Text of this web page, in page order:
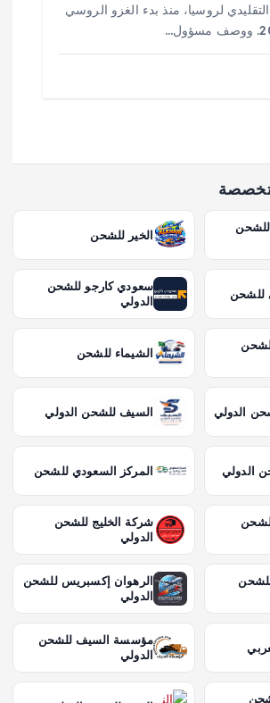
التقليدي لروسيا، منذ بدء الغزو الروسي
الخير للشحن
للشحن
سعودي كارجو للشحن
الدولي
الشيماء للشحن
الدولي السيف للشحن الدولي
الدولي المركز السعودي للشحن
شركة الخليج للشحن
الدولي
الرهوان إكسبريس للشحن
الدولي
مؤسسة السيف للشحن
الدولي